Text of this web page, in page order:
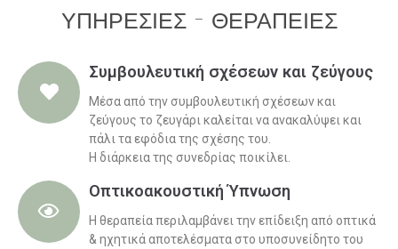
ΥΠΗΡΕΣΙΕΣ - ΘΕΡΑΠΕΙΕΣ
Συμβουλευτική σχέσεων και ζεύγους
Μέσα από την συμβουλευτική σχέσεων και
ζεύγους το ζευγάρι καλείται να ανακαλύψει και
πάλι τα εφόδια της σχέσης του.
Η διάρκεια της συνεδρίας ποικίλει.
Οπτικοακουστική Ύπνωση
Η θεραπεία περιλαμβάνει την επίδειξη από οπτικά
& ηχητικά αποτελέσματα στο υποσυνείδητο του